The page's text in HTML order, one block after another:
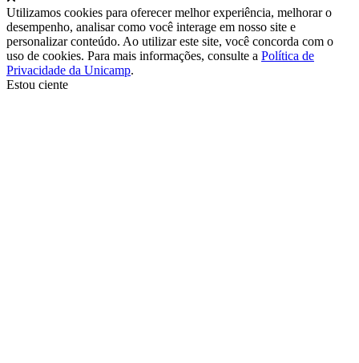
Utilizamos cookies para oferecer melhor experiência, melhorar o
desempenho, analisar como você interage em nosso site e
personalizar conteúdo. Ao utilizar este site, você concorda com o
uso de cookies. Para mais informações, consulte a Política de
Privacidade da Unicamp.
Estou ciente